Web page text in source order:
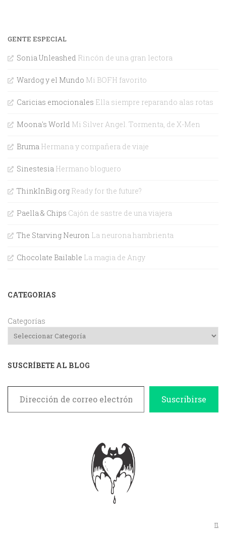
GENTE ESPECIAL
Sonia Unleashed Rincón de una gran lectora
Wardog y el Mundo Mi BOFH favorito
Caricias emocionales Ella siempre reparando alas rotas
Moona's World Mi Silver Angel. Tormenta, de X-Men
Bruma Hermana y compañera de viaje
Sinestesia Hermano bloguero
ThinkInBig.org Ready for the future?
Paella & Chips Cajón de sastre de una viajera
The Starving Neuron La neurona hambrienta
Chocolate Bailable La magia de Angy
CATEGORIAS
Categorías
SUSCRÍBETE AL BLOG
Dirección de correo electrónico
Suscribirse
π